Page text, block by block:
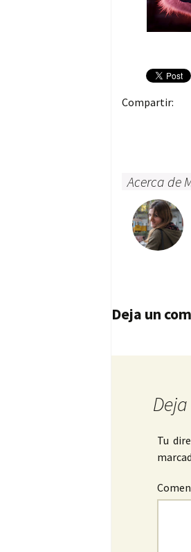
Compartir:
Acerca de
Deja un
Tu